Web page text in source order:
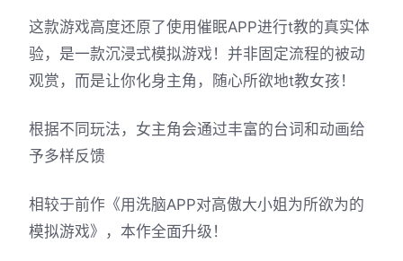
这款游戏高度还原了使用催眠APP进行t教的真实体
验，是一款沉浸式模拟游戏！并非固定流程的被动
观赏，而是让你化身主角，随心所欲地t教女孩！
根据不同玩法，女主角会通过丰富的台词和动画给
予多样反馈
相较于前作《用洗脑APP对高傲大小姐为所欲为的
模拟游戏》，本作全面升级！